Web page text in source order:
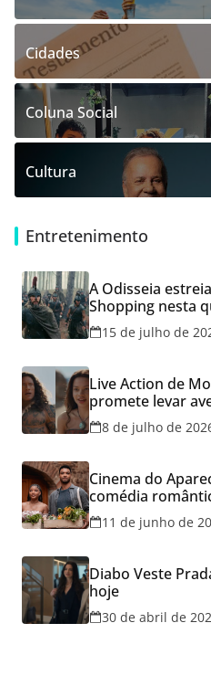
Cidades
Coluna Social
Cultura
Entretenimento
A Odisseia
Shopping nesta
15 de julho de
Live Action de
promete levar
Cineflix do
8 de julho de
Cinema do
comédia
hoje e lança
Namorados
11 de junho de
Diabo Veste
hoje
30 de abril de